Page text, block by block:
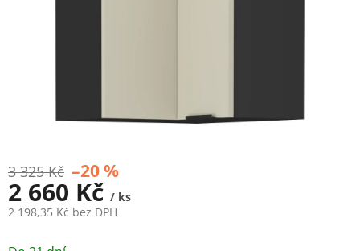
3 325 Kč –20 %
2 660 Kč / ks
2 198,35 Kč bez DPH